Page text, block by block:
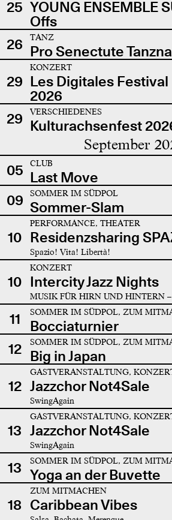
25 YOUNG ENSEMBLE
Offs
26
TANZ
Pro Senectute
29
KONZERT
Les Digitales Festival
2026
29 VERSCHIEDENES
Kulturachsenfest
September
05 CLUB
Last Move
09
SOMMER IM SÜDPOL
Sommer-Slam
10
PERFORMANCE, THEATER
Residenzsharing
Spazio! Vita! Libertà!
10
KONZERT
Intercity Jazz Nights
MUSIK FÜR HIRN UND HINTERN –
11 SOMMER IM SÜDPOL, ZUM
Bocciaturnier
12
SOMMER IM SÜDPOL, ZUM
Big in Japan
12
GASTVERANSTALTUNG,
Jazzchor Not4Sale
SwingAgain
13
GASTVERANSTALTUNG,
Jazzchor Not4Sale
SwingAgain
13 SOMMER IM SÜDPOL, ZUM
Yoga an der Buvette
18
ZUM MITMACHEN
Caribbean Vibes